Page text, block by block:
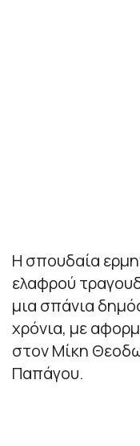
Η σπουδαία
ελαφρού
μια σπάνια
χρόνια, με
στον Μίκη
Παπάγου.